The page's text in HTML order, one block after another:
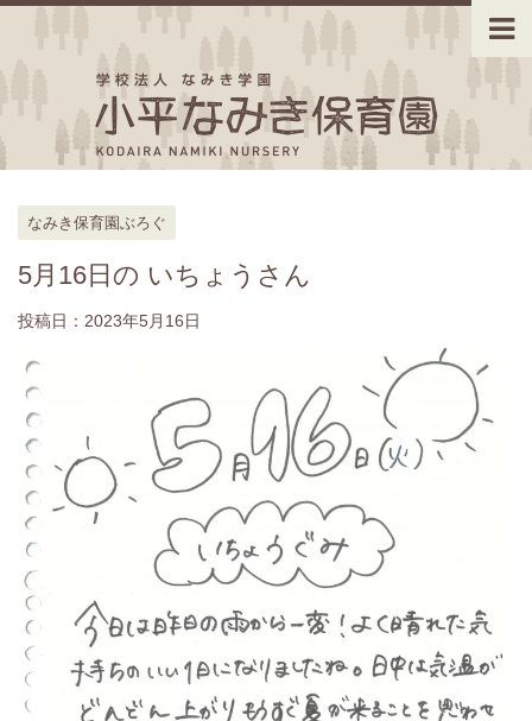
なみき保育園ぶろぐ
5月16日の いちょうさん
投稿日： 2023年5月16日